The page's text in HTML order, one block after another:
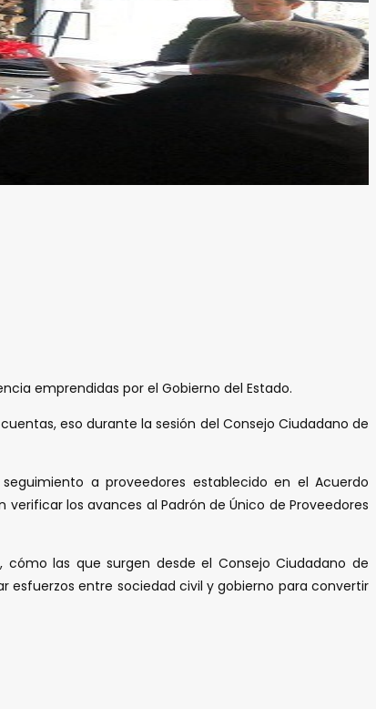
emprendidas por el Gobierno del Estado.
eso durante la sesión del Consejo Ciudadano de
a proveedores establecido en el Acuerdo
los avances al Padrón de Único de Proveedores
las que surgen desde el Consejo Ciudadano de
esfuerzos entre sociedad civil y gobierno para convertir